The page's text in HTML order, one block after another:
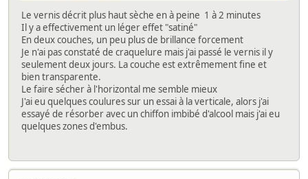
Le vernis décrit plus haut sèche en à peine 1 à 2 minutes
Il y a effectivement un léger effet "satiné"
En deux couches, un peu plus de brillance forcement
Je n'ai pas constaté de craquelure mais j'ai passé le vernis il y
seulement deux jours. La couche est extrêmement fine et
bien transparente.
Le faire sécher à l'horizontal me semble mieux
J'ai eu quelques coulures sur un essai à la verticale, alors j'ai
essayé de résorber avec un chiffon imbibé d'alcool mais j'ai eu
quelques zones d'embus.